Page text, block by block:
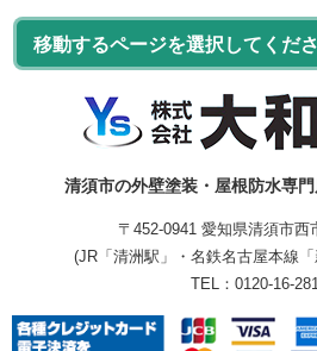
清須市の外壁塗装・屋根防水専
〒452-0941 愛知県清須市西
(JR「清洲駅」・名鉄名古屋本線
TEL： 0120-16-